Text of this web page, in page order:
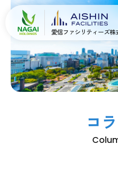
愛信ファシリティーズ株
コ